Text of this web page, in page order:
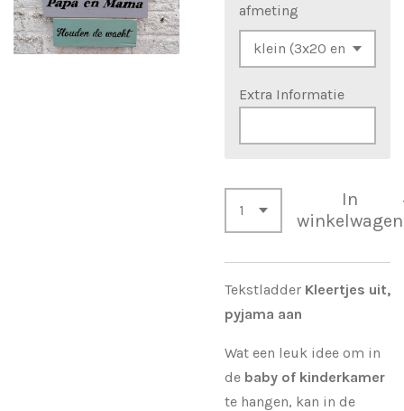
afmeting
Extra Informatie
In
winkelwagen
Tekstladder Kleertjes uit,
pyjama aan
Wat een leuk idee om in
de baby of kinderkamer
te hangen, kan in de